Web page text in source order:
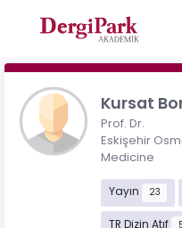
Kursat
Prof. Dr.
Eskişehir
Medicine
Yayın 23
TR Dizin Atıf